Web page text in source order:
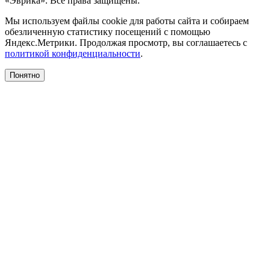
Мы используем файлы cookie для работы сайта и собираем
обезличенную статистику посещений с помощью
Яндекс.Метрики. Продолжая просмотр, вы соглашаетесь с
политикой конфиденциальности.
Понятно